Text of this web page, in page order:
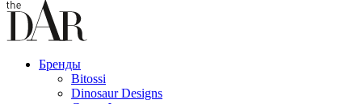
Бренды
Bitossi
Dinosaur Designs